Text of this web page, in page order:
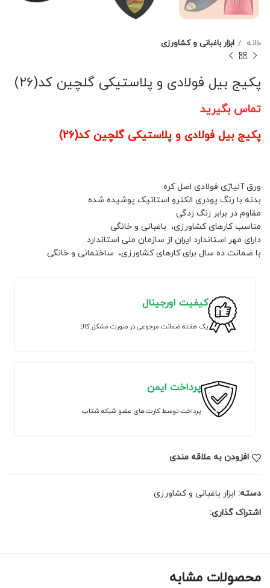
خانه ابزار باغبانی و کشاورزی
پکیج بیل فولادی و پلاستیکی گلچین کد(26)
تماس بگیرید
پکیج بیل فولادی و پلاستیکی گلچین کد(26)
ورق آلیاژی فولادی اصل کره
بدنه با رنگ پودری الکترو استاتیک پوشیده شده
مقاوم در برابر زنگ زدگی
مناسب کارهای کشاورزی، باغبانی و خانگی
دارای مهر استاندارد ایران از سازمان ملی استاندارد
با ضمانت ده سال برای کارهای کشاورزی، ساختمانی و خانگی
کیفیت اورجینال
یک هفته ضمانت مرجوعی در صورت مشکل کالا
پرداخت ایمن
پرداخت توسط کارت های عضو شبکه شتاب
افزودن به علاقه مندی
دسته: ابزار باغبانی و کشاورزی
اشتراک گذاری:
محصولات مشابه